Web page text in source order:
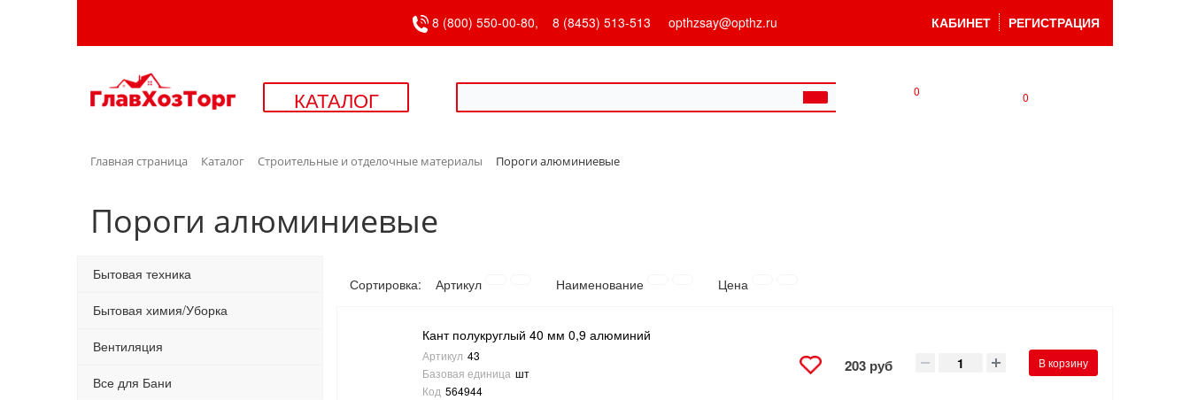
8 (800) 550-00-80, 8 (8453) 513-513 opthzsay@opthz.ru КАБИНЕТ РЕГИСТРАЦИЯ
КАТАЛОГ 0 0
Главная страница Каталог Строительные и отделочные материалы Пороги алюминиевые
Пороги алюминиевые
Бытовая техника
Бытовая химия/Уборка
Вентиляция
Все для Бани
Сортировка: Артикул Наименование Цена
Кант полукруглый 40 мм 0,9 алюминий
Артикул 43
Базовая единица шт
Код 564944
203 руб В корзину